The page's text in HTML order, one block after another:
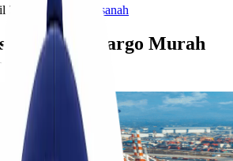
2025 Ulfi Khasanah
Ekspedisi Cargo Murah